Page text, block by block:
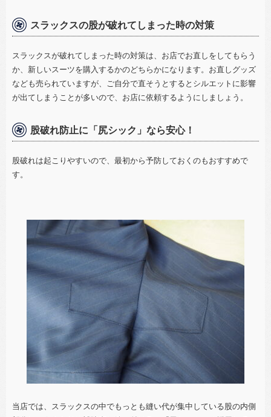
スラックスの股が破れてしまった時の対策
スラックスが破れてしまった時の対策は、お店でお直しをしてもらう
か、新しいスーツを購入するかのどちらかになります。お直しグッズ
なども売られていますが、ご自分で直そうとするとシルエットに影響
が出てしまうことが多いので、お店に依頼するようにしましょう。
股破れ防止に「尻シック」なら安心！
股破れは起こりやすいので、最初から予防しておくのもおすすめで
す。
当店では、スラックスの中でもっとも縫い代が集中している股の内側